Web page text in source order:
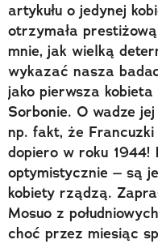
artykułu o jedynej
otrzymała
mnie, jak wielką
wykazać nasza
jako pierwsza kobieta
Sorbonie. O wadze
np. fakt, że
dopiero w roku 1944!
optymistycznie – są
kobiety rządzą.
Mosuo z
choć przez miesiąc